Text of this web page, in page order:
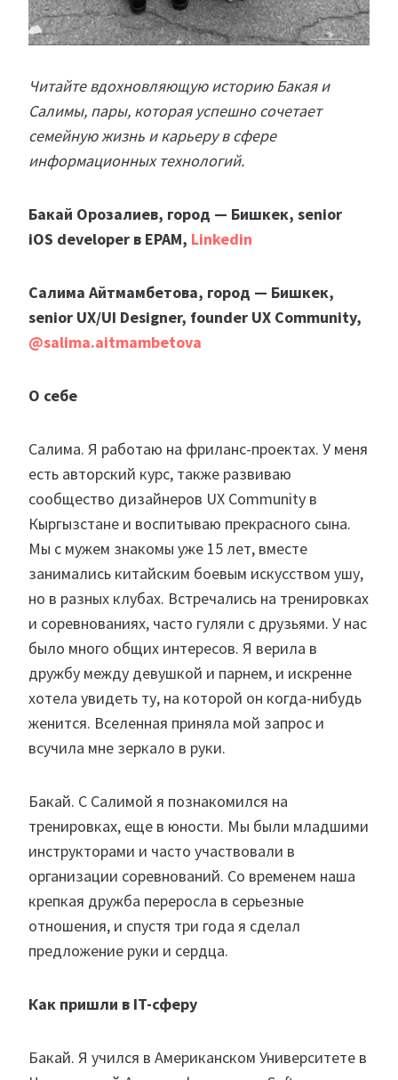
Читайте вдохновляющую историю Бакая и
Салимы, пары, которая успешно сочетает
семейную жизнь и карьеру в сфере
информационных технологий.
Бакай Орозалиев, город — Бишкек, senior
iOS developer в EPAM, Linkedin
Салима Айтмамбетова, город — Бишкек,
senior UX/UI Designer, founder UX Community,
@salima.aitmambetova
О себе
Салима. Я работаю на фриланс-проектах. У меня
есть авторский курс, также развиваю
сообщество дизайнеров UX Community в
Кыргызстане и воспитываю прекрасного сына.
Мы с мужем знакомы уже 15 лет, вместе
занимались китайским боевым искусством ушу,
но в разных клубах. Встречались на тренировках
и соревнованиях, часто гуляли с друзьями. У нас
было много общих интересов. Я верила в
дружбу между девушкой и парнем, и искренне
хотела увидеть ту, на которой он когда-нибудь
женится. Вселенная приняла мой запрос и
всучила мне зеркало в руки.
Бакай. С Салимой я познакомился на
тренировках, еще в юности. Мы были младшими
инструкторами и часто участвовали в
организации соревнований. Со временем наша
крепкая дружба переросла в серьезные
отношения, и спустя три года я сделал
предложение руки и сердца.
Как пришли в IT-сферу
Бакай. Я учился в Американском Университете в